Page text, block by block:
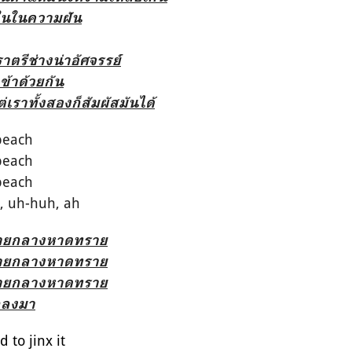
ในความฝัน
ตรีช่างน่าอัศจรรย์
าด้วยกัน
ราทั้งสองก็สัมผัสมันได้
uh-huh, ah
กลางหาดทราย
กลางหาดทราย
กลางหาดทราย
งมา
to jinx it